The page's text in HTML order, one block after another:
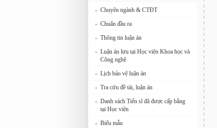
» Chuyên ngành & CTĐT
» Chuẩn đầu ra
» Thông tin luận án
» Luận án lưu tại Học viện Khoa học và
Công nghệ
» Lịch bảo vệ luận án
» Tra cứu đề tài, luận án
» Danh sách Tiến sĩ đã được cấp bằng
tại Học viện
» Biểu mẫu